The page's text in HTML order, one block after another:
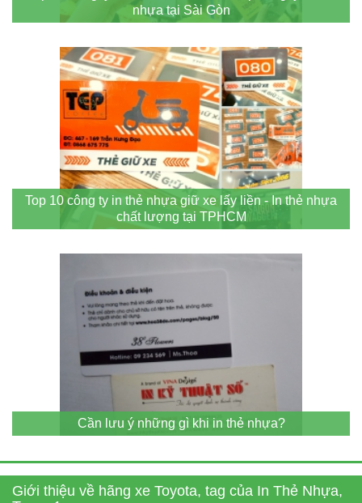
nhựa tại Sài Gòn
Top 10 công ty in thẻ nhựa giữ xe lấy liền - In thẻ nhựa
chất lượng tại TPHCM
Cần lưu ý những gì khi in thẻ nhựa?
Giới thiệu về hãng xe Toyota, tag của In Thẻ Nhựa,